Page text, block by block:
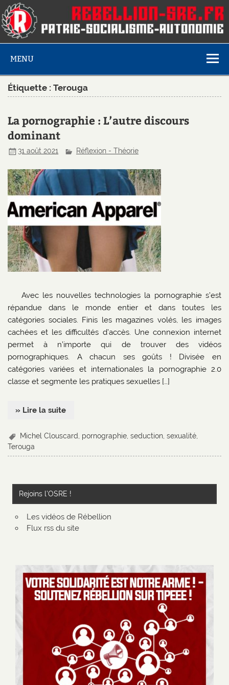
MENU
Étiquette :Terouga
La pornographie : L’autre discours
dominant
31 août 2021 Réflexion - Théorie
Avec les nouvelles technologies la pornographie s’est
répandue dans le monde entier et dans toutes les
catégories sociales. Finis les magazines volés, les images
cachées et les difficultés d’accès. Une connexion internet
permet à n’importe qui de trouver des vidéos
pornographiques. A chacun ses goûts ! Divisée en
catégories variées et internationales la pornographie 2.0
classe et segmente les pratiques sexuelles […]
» Lire la suite
Michel Clouscard pornographie ,seduction ,sexualité
Terouga
Rejoins l’OSRE !
Les vidéos de Rébellion
Flux rss du site